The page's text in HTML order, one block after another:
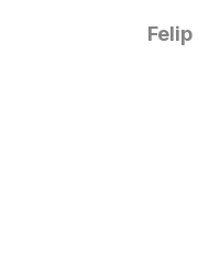
Felip